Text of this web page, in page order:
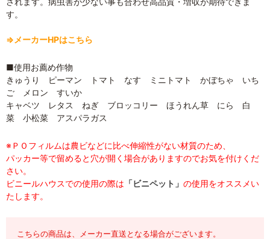
す。
⇒メーカーHPはこちら
■使用お薦め作物
きゅうり ピーマン トマト なす ミニトマト かぼちゃ いち
ご メロン すいか
キャベツ レタス ねぎ ブロッコリー ほうれん草 にら 白
菜 小松菜 アスパラガス
※ＰＯフィルムは農ビなどに比べ伸縮性がない材質のため、
パッカー等で留めると穴が開く場合がありますのでお気を付けくだ
さい。
ビニールハウスでの使用の際は 「ビニペット」 の使用をオススメい
たします。
こちらの商品は、メーカー直送となる場合がございます。